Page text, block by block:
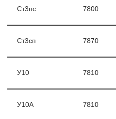
Ст3пс 7800
Ст3сп 7870
У10 7810
У10А 7810